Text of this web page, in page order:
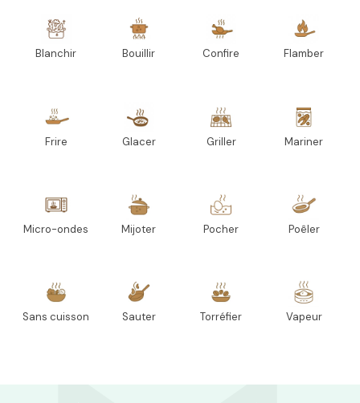
Blanchir Bouillir Confire Flamber
Frire Glacer Griller Mariner
Micro-ondes Mijoter Pocher Poêler
Sans cuisson Sauter Torréfier Vapeur